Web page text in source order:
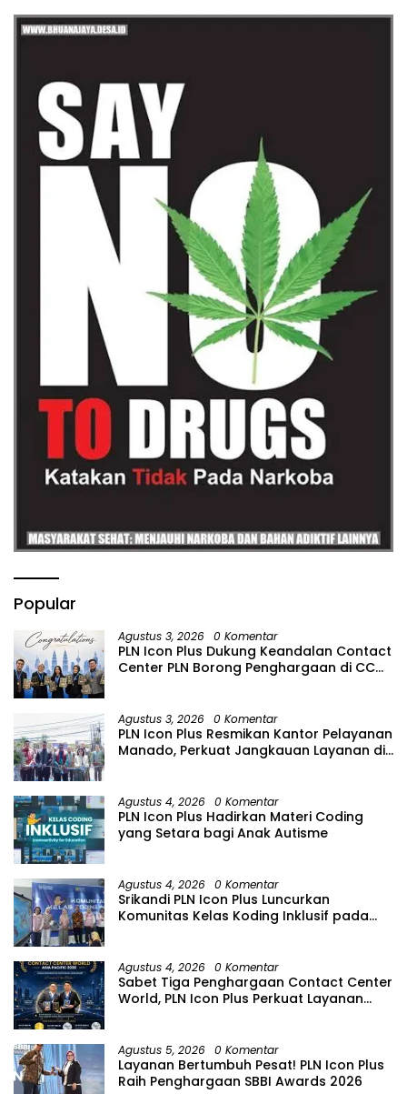
Popular
Agustus 3, 2026 0 Komentar
PLN Icon Plus Dukung Keandalan Contact
Center PLN Borong Penghargaan di CCW
Agustus 3, 2026 0 Komentar
PLN Icon Plus Resmikan Kantor Pelayanan
Manado, Perkuat Jangkauan Layanan di
Agustus 4, 2026 0 Komentar
PLN Icon Plus Hadirkan Materi Coding
yang Setara bagi Anak Autisme
Agustus 4, 2026 0 Komentar
Srikandi PLN Icon Plus Luncurkan
Komunitas Kelas Koding Inklusif pada
Agustus 4, 2026 0 Komentar
Sabet Tiga Penghargaan Contact Center
World, PLN Icon Plus Perkuat Layanan
Agustus 5, 2026 0 Komentar
Layanan Bertumbuh Pesat! PLN Icon Plus
Raih Penghargaan SBBI Awards 2026